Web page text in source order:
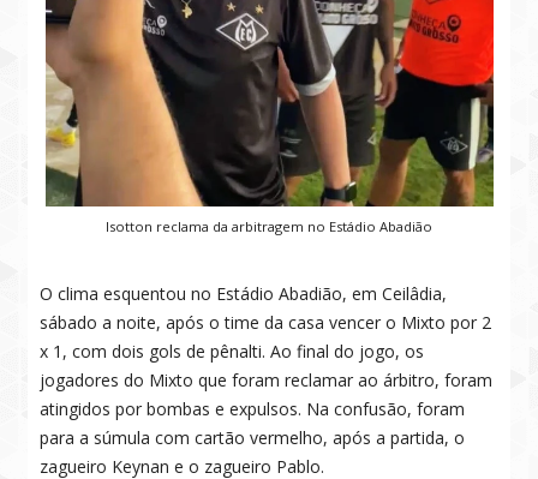
Isotton reclama da arbitragem no Estádio Abadião
O clima esquentou no Estádio Abadião, em Ceilâdia,
sábado a noite, após o time da casa vencer o Mixto por 2
x 1, com dois gols de pênalti. Ao final do jogo, os
jogadores do Mixto que foram reclamar ao árbitro, foram
atingidos por bombas e expulsos. Na confusão, foram
para a súmula com cartão vermelho, após a partida, o
zagueiro Keynan e o zagueiro Pablo.